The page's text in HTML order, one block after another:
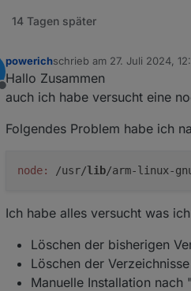
14 Tagen später
Offline
powerichschrieb am 27. Juli 2024,
zuletzt editiert von
Hallo Zusammen
auch ich habe versucht eine
Folgendes Problem habe ich
node: /usr/lib/arm-linux-
Ich habe alles versucht was
Löschen der bisherigen
Löschen der
Manuelle Installation nach